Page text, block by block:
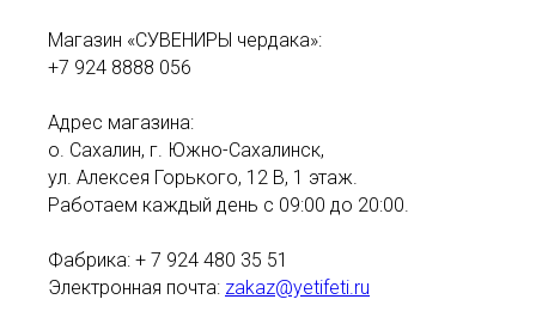
Магазин «СУВЕНИРЫ чердака»:
+7 924 8888 056
Адрес магазина:
о. Сахалин, г. Южно-Сахалинск,
ул. Алексея Горького, 12 В, 1 этаж.
Работаем каждый день с 09:00 до 20:00.
Фабрика: + 7 924 480 35 51
Электронная почта: zakaz@yetifeti.ru